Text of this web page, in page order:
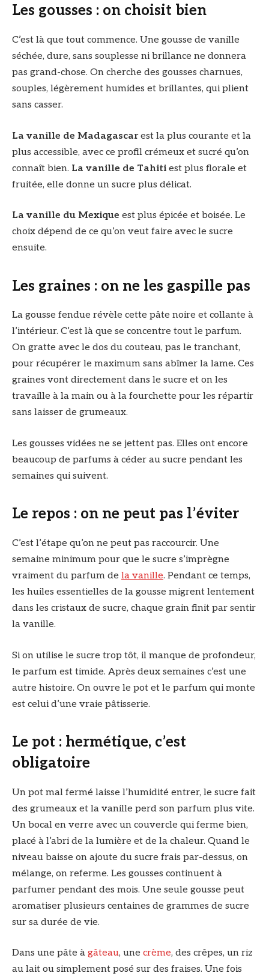
Les gousses : on choisit bien
C’est là que tout commence. Une gousse de vanille
séchée, dure, sans souplesse ni brillance ne donnera
pas grand-chose. On cherche des gousses charnues,
souples, légèrement humides et brillantes, qui plient
sans casser.
La vanille de Madagascarest la plus courante et la
plus accessible, avec ce profil crémeux et sucré qu’on
connaît bien. La vanille de Tahiti est plus florale et
fruitée, elle donne un sucre plus délicat.
La vanille du Mexique est plus épicée et boisée. Le
choix dépend de ce qu’on veut faire avec le sucre
ensuite.
Les graines : on ne les gaspille pas
La gousse fendue révèle cette pâte noire et collante à
l’intérieur. C’est là que se concentre tout le parfum.
On gratte avec le dos du couteau, pas le tranchant,
pour récupérer le maximum sans abîmer la lame. Ces
graines vont directement dans le sucre et on les
travaille à la main ou à la fourchette pour les répartir
sans laisser de grumeaux.
Les gousses vidées ne se jettent pas. Elles ont encore
beaucoup de parfums à céder au sucre pendant les
semaines qui suivent.
Le repos : on ne peut pas l’éviter
C’est l’étape qu’on ne peut pas raccourcir. Une
semaine minimum pour que le sucre s’imprègne
vraiment du parfum de la vanille. Pendant ce temps,
les huiles essentielles de la gousse migrent lentement
dans les cristaux de sucre, chaque grain finit par sentir
la vanille.
Si on utilise le sucre trop tôt, il manque de profondeur,
le parfum est timide. Après deux semaines c’est une
autre histoire. On ouvre le pot et le parfum qui monte
est celui d’une vraie pâtisserie.
Le pot : hermétique, c’est
obligatoire
Un pot mal fermé laisse l’humidité entrer, le sucre fait
des grumeaux et la vanille perd son parfum plus vite.
Un bocal en verre avec un couvercle qui ferme bien,
placé à l’abri de la lumière et de la chaleur. Quand le
niveau baisse on ajoute du sucre frais par-dessus, on
mélange, on referme. Les gousses continuent à
parfumer pendant des mois. Une seule gousse peut
aromatiser plusieurs centaines de grammes de sucre
sur sa durée de vie.
Dans une pâte à gâteau, une crème, des crêpes, un riz
au lait ou simplement posé sur des fraises. Une fois